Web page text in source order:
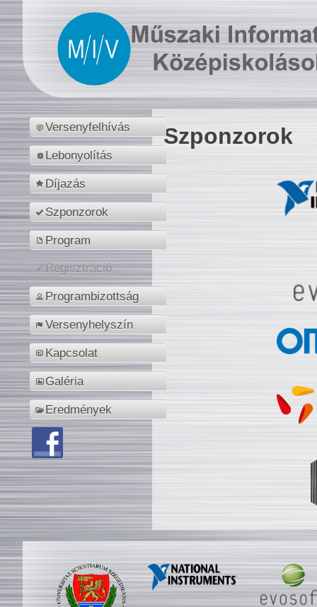
Versenyfelhívás
Lebonyolítás
Díjazás
Szponzorok
Program
Regisztráció
Programbizottság
Versenyhelyszín
Kapcsolat
Galéria
Eredmények
Szponzorok